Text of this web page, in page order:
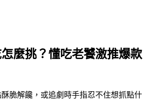
麼挑？懂吃老饕激推爆款
脆解饞，或追劇時手指忍不住想抓點什